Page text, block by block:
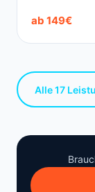
ab 149€
Alle 17